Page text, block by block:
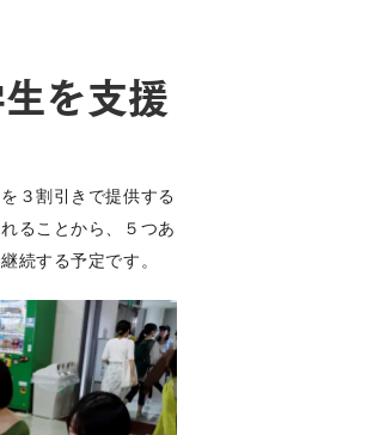
生を支援
３割引きで提供する
ることから、５つあ
続する予定です。